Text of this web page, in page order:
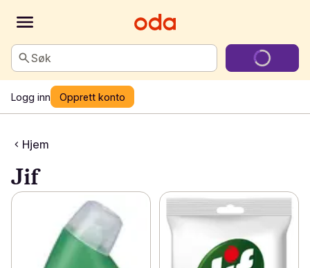
Søk
Logg inn Opprett konto
Hjem
Jif